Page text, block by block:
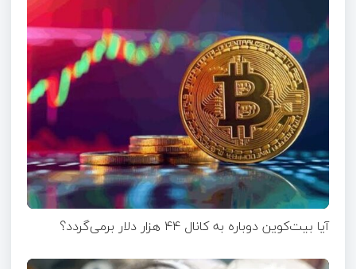
آیا بیت‌کوین دوباره به کانال ۴۴ هزار دلار برمی‌گردد؟